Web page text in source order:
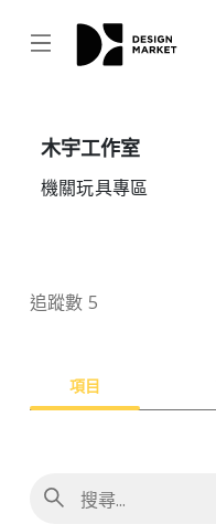
木宇工作室
機關玩具專區
追蹤數 5
項目